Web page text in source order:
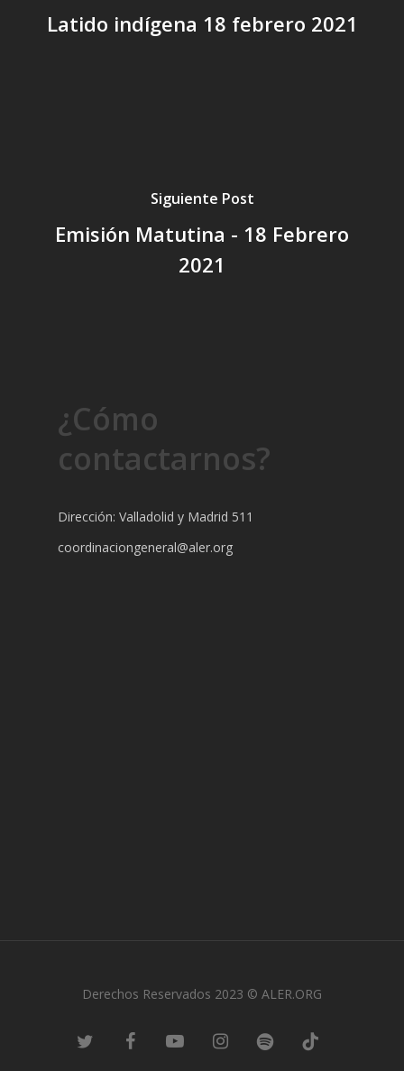
Latido indígena 18 febrero 2021
Siguiente Post
Emisión Matutina - 18 Febrero
2021
¿Cómo
contactarnos?
Dirección: Valladolid y Madrid 511
coordinaciongeneral@aler.org
Derechos Reservados 2023 © ALER.ORG